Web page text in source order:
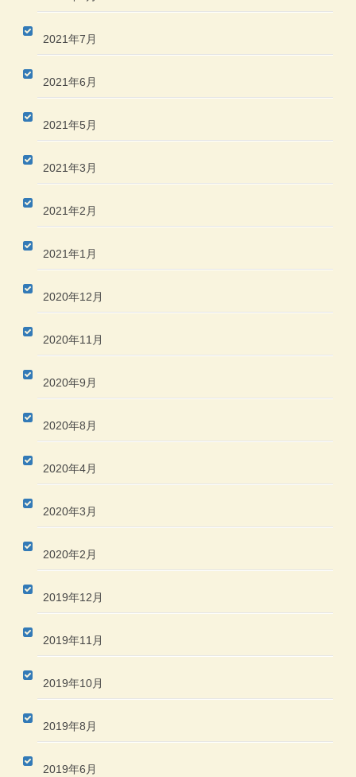
2021年7月
2021年6月
2021年5月
2021年3月
2021年2月
2021年1月
2020年12月
2020年11月
2020年9月
2020年8月
2020年4月
2020年3月
2020年2月
2019年12月
2019年11月
2019年10月
2019年8月
2019年6月